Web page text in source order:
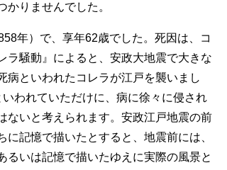
かりませんでした。
年）で、享年62歳でした。死因は、コ
ラ騒動』によると、安政大地震で大きな
病といわれたコレラが江戸を襲いまし
われていただけに、病に徐々に侵され
ないと考えられます。安政江戸地震の前
記憶で描いたとすると、地震前には、
るいは記憶で描いたゆえに実際の風景と